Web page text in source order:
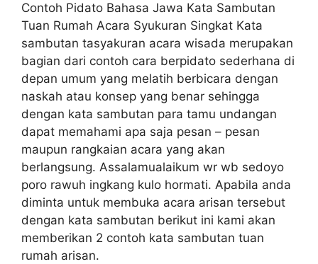
Contoh Pidato Bahasa Jawa Kata Sambutan
Tuan Rumah Acara Syukuran Singkat Kata
sambutan tasyakuran acara wisada merupakan
bagian dari contoh cara berpidato sederhana di
depan umum yang melatih berbicara dengan
naskah atau konsep yang benar sehingga
dengan kata sambutan para tamu undangan
dapat memahami apa saja pesan – pesan
maupun rangkaian acara yang akan
berlangsung. Assalamualaikum wr wb sedoyo
poro rawuh ingkang kulo hormati. Apabila anda
diminta untuk membuka acara arisan tersebut
dengan kata sambutan berikut ini kami akan
memberikan 2 contoh kata sambutan tuan
rumah arisan.